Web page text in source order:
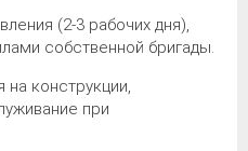
(2-3 рабочих дня),
собственной бригады.
на конструкции,
при